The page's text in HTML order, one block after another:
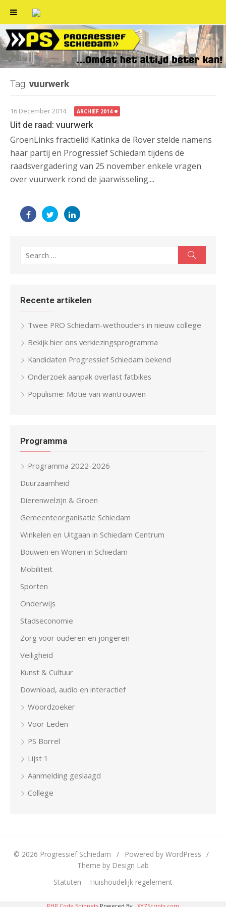
Skip
to
content
Tag: vuurwerk
16 December 2014 ARCHIEF 2014
Uit de raad: vuurwerk
GroenLinks fractielid Katinka de Rover stelde namens
haar partij en Progressief Schiedam tijdens de
raadsvergadering van 25 november enkele vragen
over vuurwerk rond de jaarwisseling....
for:
Recente artikelen
Twee PRO Schiedam-wethouders in nieuw college
Bekijk hier ons verkiezingsprogramma
Kandidaten Progressief Schiedam bekend
Onderzoek aanpak overlast fatbikes
Populisme: Motie van wantrouwen
Programma
Programma 2022-2026
Duurzaamheid
Dierenwelzijn & Groen
Gemeenteorganisatie Schiedam
Winkelen en Uitgaan in Schiedam Centrum
Bouwen en Wonen in Schiedam
Mobiliteit
Sporten
Onderwijs
Stadseconomie
Zorg voor ouderen en jongeren
Veiligheid
Kunst & Cultuur
Download, audio en interactief
Woordzoeker
Voor Leden
PS Borrel
Lijst 1
Aanmelding geslaagd
College
© 2026 Progressief Schiedam / Powered by WordPress
/
Theme by Design Lab
Statuten
Huishoudelijk regelement